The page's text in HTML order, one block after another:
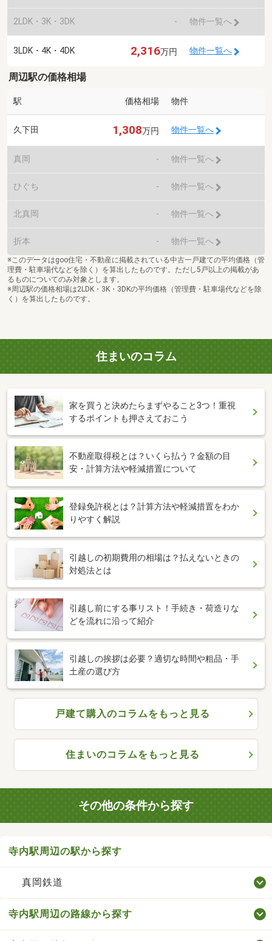
2LDK・3K・3DK - 物件一覧へ
3LDK・4K・4DK 2,316万円 物件一覧へ
周辺駅の価格相場
駅 価格相場 物件
久下田 1,308万円 物件一覧へ
真岡 - 物件一覧へ
ひぐち - 物件一覧へ
北真岡 - 物件一覧へ
折本 - 物件一覧へ
※このデータはgoo住宅・不動産に掲載されている中古一戸建ての平均価格（管
理費・駐車場代などを除く）を算出したものです。ただし5戸以上の掲載があ
るものについてのみ対象とします。
※周辺駅の価格相場は2LDK・3K・3DKの平均価格（管理費・駐車場代などを除
く）を算出したものです。
住まいのコラム
家を買うと決めたらまずやること3つ！重視
するポイントも押さえておこう
不動産取得税とは？いくら払う？金額の目
安・計算方法や軽減措置について
登録免許税とは？計算方法や軽減措置をわか
りやすく解説
引越しの初期費用の相場は？払えないときの
対処法とは
引越し前にする事リスト！手続き・荷造りな
どを流れに沿って紹介
引越しの挨拶は必要？適切な時間や粗品・手
土産の選び方
戸建て購入のコラムをもっと見る
住まいのコラムをもっと見る
その他の条件から探す
寺内駅周辺の駅から探す
真岡鉄道
寺内駅周辺の路線から探す